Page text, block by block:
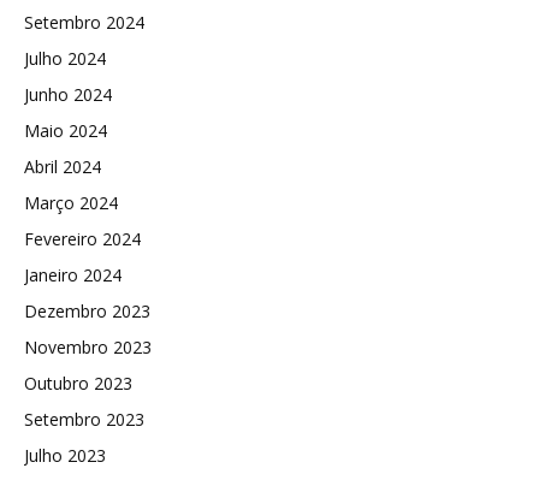
Setembro 2024
Julho 2024
Junho 2024
Maio 2024
Abril 2024
Março 2024
Fevereiro 2024
Janeiro 2024
Dezembro 2023
Novembro 2023
Outubro 2023
Setembro 2023
Julho 2023